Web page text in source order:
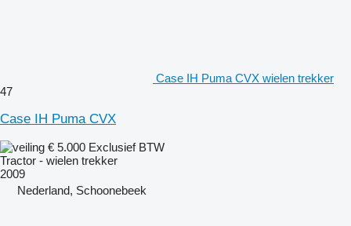
Case IH Puma CVX wielen trekker
47
Case IH Puma CVX
€ 5.000 Exclusief BTW
Tractor - wielen trekker
2009
Nederland, Schoonebeek